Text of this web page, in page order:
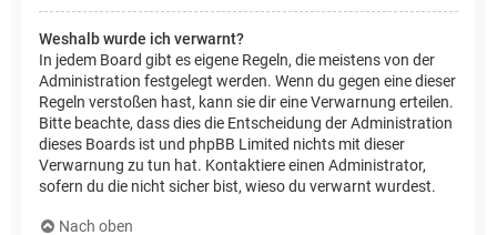
Weshalb wurde ich verwarnt?
In jedem Board gibt es eigene Regeln, die meistens von der
Administration festgelegt werden. Wenn du gegen eine dieser
Regeln verstoßen hast, kann sie dir eine Verwarnung erteilen.
Bitte beachte, dass dies die Entscheidung der Administration
dieses Boards ist und phpBB Limited nichts mit dieser
Verwarnung zu tun hat. Kontaktiere einen Administrator,
sofern du die nicht sicher bist, wieso du verwarnt wurdest.
Nach oben